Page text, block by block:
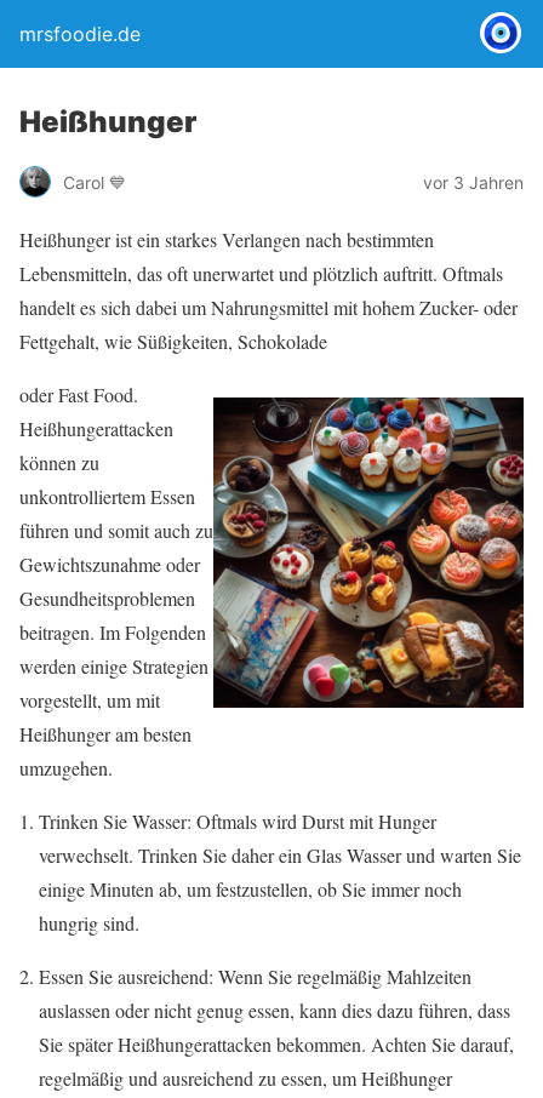
mrsfoodie.de
Heißhunger
Carol 💙 vor 3 Jahren
Heißhunger ist ein starkes Verlangen nach bestimmten
Lebensmitteln, das oft unerwartet und plötzlich auftritt. Oftmals
handelt es sich dabei um Nahrungsmittel mit hohem Zucker- oder
Fettgehalt, wie Süßigkeiten, Schokolade
oder Fast Food.
Heißhungerattacken
können zu
unkontrolliertem Essen
führen und somit auch zu
Gewichtszunahme oder
Gesundheitsproblemen
beitragen. Im Folgenden
werden einige Strategien
vorgestellt, um mit
Heißhunger am besten
umzugehen.
Trinken Sie Wasser: Oftmals wird Durst mit Hunger
verwechselt. Trinken Sie daher ein Glas Wasser und warten Sie
einige Minuten ab, um festzustellen, ob Sie immer noch
hungrig sind.
Essen Sie ausreichend: Wenn Sie regelmäßig Mahlzeiten
auslassen oder nicht genug essen, kann dies dazu führen, dass
Sie später Heißhungerattacken bekommen. Achten Sie darauf,
regelmäßig und ausreichend zu essen, um Heißhunger